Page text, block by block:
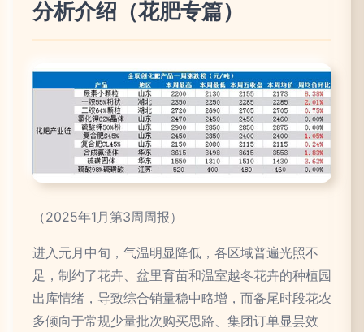
分析介绍（花肥专篇）
（2025年1月第3周周报）
进入元月中旬，气温明显降低，各区域普遍光照不
足，制约了花卉、盆里育苗和温室越冬花卉的种植园
出库情绪，导致综合销量稳中略增，而备尾时段花农
多倾向于常规少量批次购买思路、集团订单显昙效